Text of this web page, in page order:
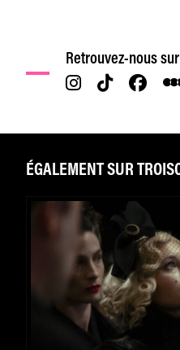
Retrouvez-nous sur
ÉGALEMENT SUR